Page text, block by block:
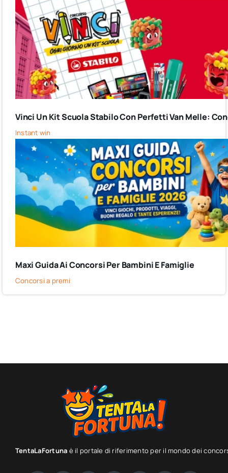
Vinci Un Kit Scuola Stabilo Con Perfetti Van Melle:
Instant win
Maxi Guida Ai Concorsi Per Bambini E Famiglie
Concorsi a premi
TentaLaFortuna è il portale di riferimento per il mondo dei